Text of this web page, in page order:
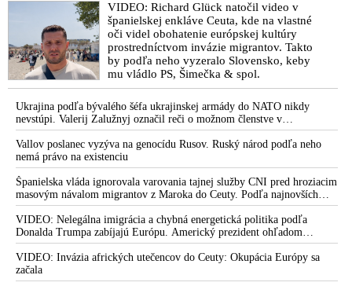
VIDEO: Richard Glück natočil video v
španielskej enkláve Ceuta, kde na vlastné
oči videl obohatenie európskej kultúry
prostredníctvom invázie migrantov. Takto
by podľa neho vyzeralo Slovensko, keby
mu vládlo PS, Šimečka & spol.
Ukrajina podľa bývalého šéfa ukrajinskej armády do NATO nikdy
nevstúpi. Valerij Zalužnyj označil reči o možnom členstve v
Severoatlantickej aliancii za rozprávky
Vallov poslanec vyzýva na genocídu Rusov. Ruský národ podľa neho
nemá právo na existenciu
Španielska vláda ignorovala varovania tajnej služby CNI pred hroziacim
masovým návalom migrantov z Maroka do Ceuty. Podľa najnovších
správ preniklo do tejto španielskej exklávy na severe Afriky vyše 70-
tisíc migrantov
VIDEO: Nelegálna imigrácia a chybná energetická politika podľa
Donalda Trumpa zabíjajú Európu. Americký prezident ohľadom
eskalácie konfliktu s Iránom vyhlásil, že armáda USA bola na jeho
príkaz pripravená uskutočniť „najväčší útok od druhej svetovej vojny“
VIDEO: Invázia afrických utečencov do Ceuty: Okupácia Európy sa
začala